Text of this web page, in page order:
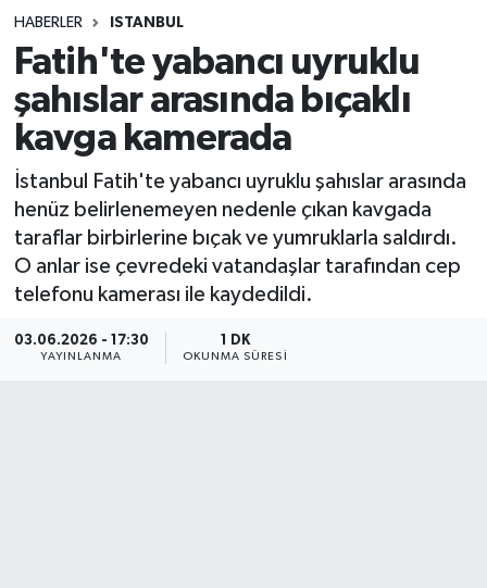
HABERLER ISTANBUL
Fatih'te yabancı uyruklu
şahıslar arasında bıçaklı
kavga kamerada
İstanbul Fatih'te yabancı uyruklu şahıslar arasında
henüz belirlenemeyen nedenle çıkan kavgada
taraflar birbirlerine bıçak ve yumruklarla saldırdı.
O anlar ise çevredeki vatandaşlar tarafından cep
telefonu kamerası ile kaydedildi.
03.06.2026 - 17:30
YAYINLANMA
1 DK
OKUNMA SÜRESI
Spor
Teknoloji
Yaşam